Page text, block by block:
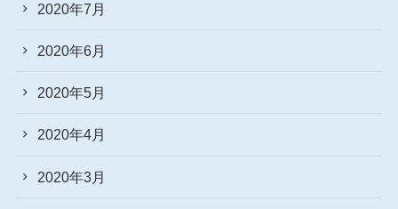
2020年7月
2020年6月
2020年5月
2020年4月
2020年3月